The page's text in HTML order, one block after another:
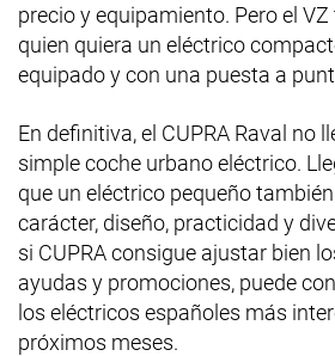
precio y equipamiento. Pero el
quien quiera un eléctrico
equipado y con una puesta a
En definitiva, el CUPRA Raval no
simple coche urbano eléctrico.
que un eléctrico pequeño
carácter, diseño, practicidad y
si CUPRA consigue ajustar bien
ayudas y promociones, puede
los eléctricos españoles más
próximos meses.